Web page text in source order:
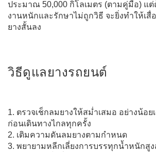
ประมาณ 50,000 กิโลเมตร (ตามคู่มือ) แ
งานหนักและรักษาไม่ถูกวิธี จะยิ่งทำให้เสื่
ยางสั้นลง
วิธีดูแลยางรถยนต์
1. ตรวจเช็กลมยางให้สม่ำเสมอ อย่างน้อย
ก่อนเดินทางไกลทุกครั้ง
2. เติมความดันลมยางตามกำหนด
3. พยายามหลีกเลี่ยงการบรรทุกน้ำหนักสู